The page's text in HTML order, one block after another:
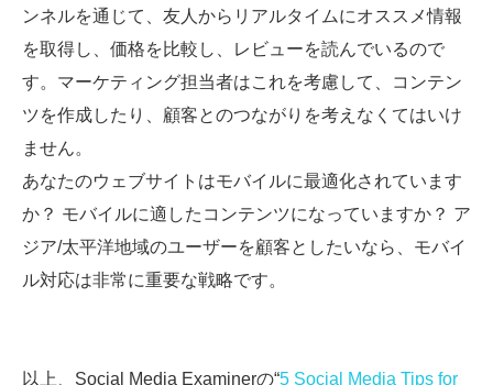
ンネルを通じて、友人からリアルタイムにオススメ情報
を取得し、価格を比較し、レビューを読んでいるので
す。マーケティング担当者はこれを考慮して、コンテン
ツを作成したり、顧客とのつながりを考えなくてはいけ
ません。
あなたのウェブサイトはモバイルに最適化されています
か？ モバイルに適したコンテンツになっていますか？ ア
ジア/太平洋地域のユーザーを顧客としたいなら、モバイ
ル対応は非常に重要な戦略です。
以上、Social Media Examinerの“5 Social Media Tips for